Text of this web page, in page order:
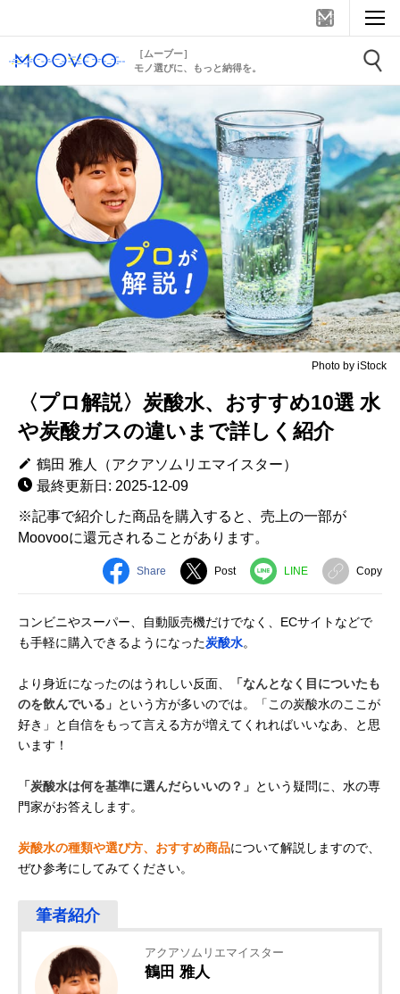
［ムーブー］
モノ選びに、もっと納得を。
Photo by iStock
〈プロ解説〉炭酸水、おすすめ10選 水
や炭酸ガスの違いまで詳しく紹介
鶴田 雅人（アクアソムリエマイスター）
最終更新日: 2025-12-09
※記事で紹介した商品を購入すると、売上の一部が
Moovooに還元されることがあります。
Share Post LINE Copy
コンビニやスーパー、自動販売機だけでなく、ECサイトなどで
も手軽に購入できるようになった炭酸水。
より身近になったのはうれしい反面、
「なんとなく目についたも
のを飲んでいる」 という方が多いのでは。「この炭酸水のここが
好き」と自信をもって言える方が増えてくれればいいなあ、と思
います！
「炭酸水は何を基準に選んだらいいの？」 という疑問に、水の専
門家がお答えします。
炭酸水の種類や選び方、おすすめ商品について解説しますので、
ぜひ参考にしてみてください。
アクアソムリエマイスター
鶴田 雅人